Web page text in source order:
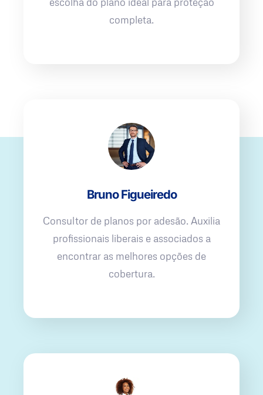
completa.
Bruno Figueiredo
Consultor de planos por adesão. Auxilia
profissionais liberais e associados a
encontrar as melhores opções de
cobertura.